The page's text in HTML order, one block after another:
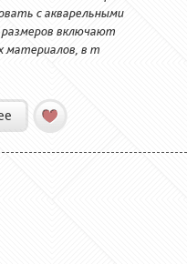
с акварельными
включают
материалов, в т